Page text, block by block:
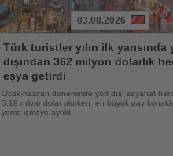
Oku
03.08.2026
Türk turistler yılın ilk yarısında
dışından 362 milyon dolarlık
eşya getirdi
Ocak-haziran döneminde yurt dışı seyahat
5,19 milyar dolar olurken, en büyük pay
yeme içmeye ayrıldı